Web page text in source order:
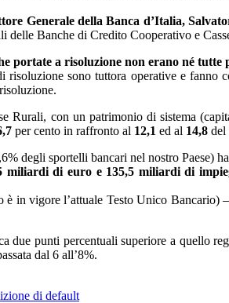
Generale della Banca d’Italia,
delle Banche di Credito Cooperativo e
portate a risoluzione non erano né
sono tuttora operative e
Rurali, con un patrimonio di sistema
per cento in raffronto al 12,1 ed al 14,8 del
degli sportelli bancari nel nostro Paese)
miliardi di euro e 135,5 miliardi di
in vigore l’attuale Testo Unico
due punti percentuali superiore a quello
dal 6 all’8%.
di default